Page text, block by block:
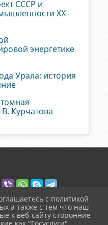
СССР и
XX
энергетике
Урала: история
Курчатова
с политикой
а также с тем что наш
к веб-сайту сторонние